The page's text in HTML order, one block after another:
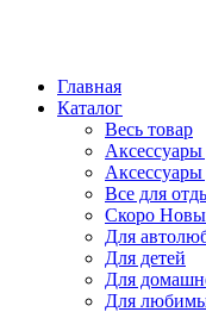
Главная
Каталог
Весь товар
Все для
Скоро
Для
Для детей
Для
Для